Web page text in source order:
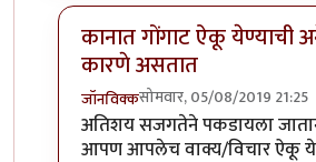
कानात गोंगाट ऐकू येण्याची
कारणे असतात
जॉनविक्कसोमवार, 05/08/2019 21:25
In reply toधन्यवाद जॉन विक्क
अतिशय सजगतेने पकडायला
आपण आपलेच वाक्य/विचार ऐकू